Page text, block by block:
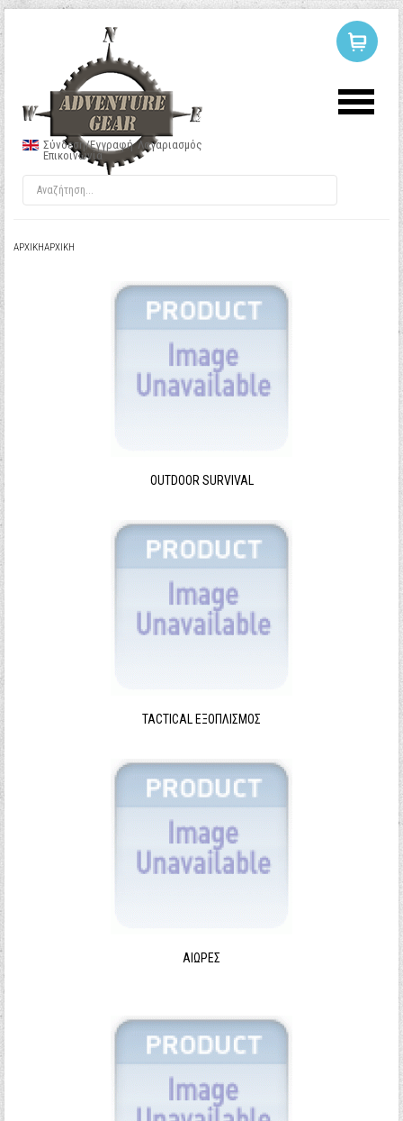
Σύνδεση/Εγγραφή Λογαριασμός
Επικοινωνία
ΑΡΧΙΚΉΑΡΧΙΚΉ
OUTDOOR SURVIVAL
TACTICAL ΕΞΟΠΛΙΣΜΌΣ
ΑΙΩΡΕΣ
ΣΥΝΔΕΣΗ
Να με θυμάσαι